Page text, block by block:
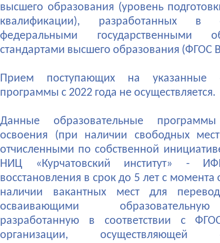
высшего образования (уровень
квалификации), разработанных в
федеральными государственными
стандартами высшего образования (ФГОС
Прием поступающих на указанные
программы с 2022 года не осуществляется.
Данные образовательные
освоения (при наличии свободных
отчисленными по собственной
НИЦ «Курчатовский институт» -
восстановления в срок до 5 лет с момента
наличии вакантных мест для
осваивающими
разработанную в соответствии с
организации, осуществляющей